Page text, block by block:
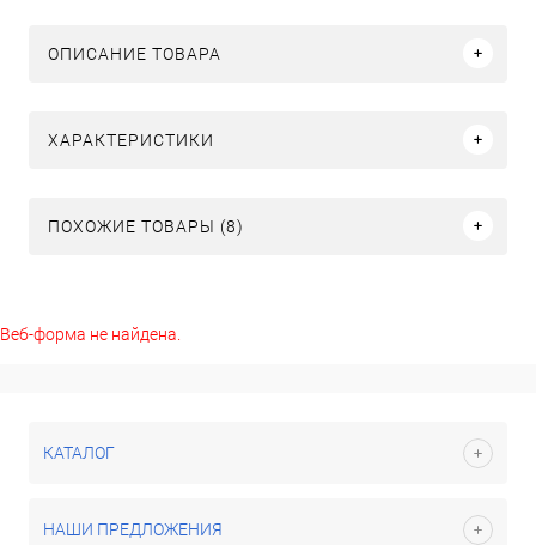
ОПИСАНИЕ ТОВАРА
ХАРАКТЕРИСТИКИ
ПОХОЖИЕ ТОВАРЫ (8)
Веб-форма не найдена.
КАТАЛОГ
НАШИ ПРЕДЛОЖЕНИЯ